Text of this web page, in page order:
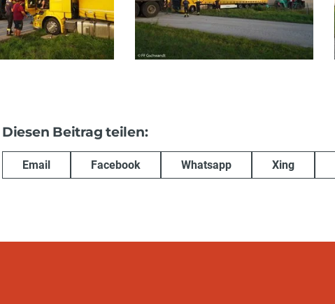
Diesen Beitrag teilen:
Email Facebook Whatsapp Xing